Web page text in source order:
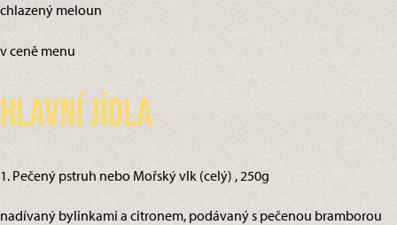
chlazený meloun
v ceně menu
Hlavní jídla
1. Pečený pstruh nebo Mořský vlk (celý) , 250g
nadívaný bylinkami a citronem, podávaný s pečenou bramborou